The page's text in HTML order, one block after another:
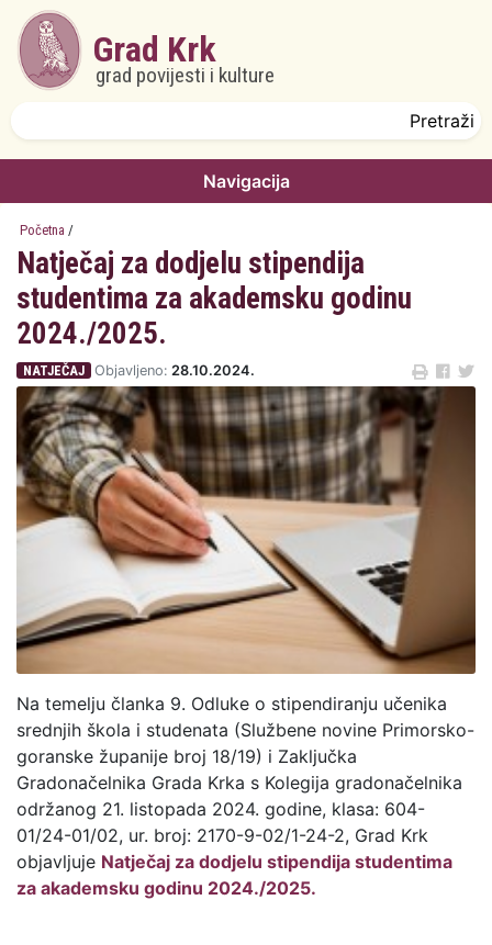
Skoči na glavni sadržaj
Grad Krk
grad povijesti i kulture
Navigacija
Početna /
Natječaj za dodjelu stipendija
studentima za akademsku godinu
2024./2025.
NATJEČAJ Objavljeno: 28.10.2024.
Na temelju članka 9. Odluke o stipendiranju učenika
srednjih škola i studenata (Službene novine Primorsko-
goranske županije broj 18/19) i Zaključka
Gradonačelnika Grada Krka s Kolegija gradonačelnika
održanog 21. listopada 2024. godine, klasa: 604-
01/24-01/02, ur. broj: 2170-9-02/1-24-2, Grad Krk
objavljuje Natječaj za dodjelu stipendija studentima
za akademsku godinu 2024./2025.